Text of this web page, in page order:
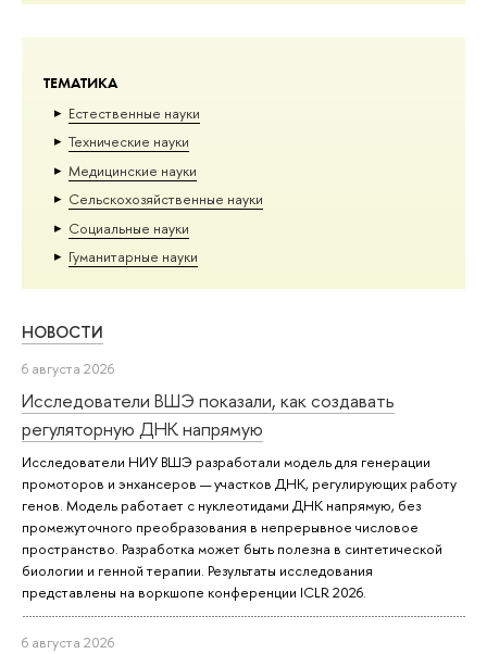
ТЕМАТИКА
Естественные науки
Тех­ничес­кие науки
Медицинские науки
Сельскохозяйственные науки
Социальные науки
Гуманитарные науки
НОВОСТИ
6 августа 2026
Исследователи ВШЭ показали, как создавать
регуляторную ДНК напрямую
Исследователи НИУ ВШЭ разработали модель для генерации
промоторов и энхансеров — участков ДНК, регулирующих работу
генов. Модель работает с нуклеотидами ДНК напрямую, без
промежуточного преобразования в непрерывное числовое
пространство. Разработка может быть полезна в синтетической
биологии и генной терапии. Результаты исследования
представлены на воркшопе конференции ICLR 2026.
6 августа 2026